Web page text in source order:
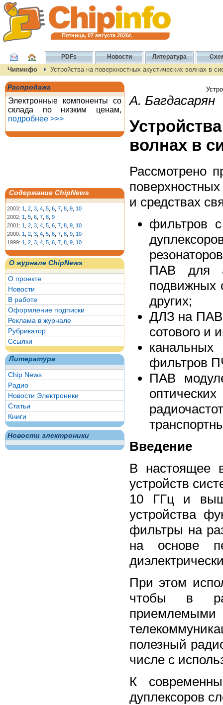
Пятница, 07 августа 2026г.
PDFs Новости Литература
Чипинфо Устройства на поверхностных акустических волнах в
Распродажа
Электронные компоненты со
склада по низким ценам,
подробнее >>>
Содержание ChipNews
2003: 1 2 3 4 5 6 7 8 9 10
2002: 1 5 6 7 8 9
2001: 1 2 3 4 5 6 7 8 9 10
2000: 1 2 3 4 5 6 7 8 9 10
1999: 1 2 3 4 5 6 7 8 9 10
О журнале ChipNews
О проекте
Новости
В работе
Оформление подписки
Реклама в журнале
Рубрикатор
Ссылки
Литература
Chip News
Радио
Новости Электроники
Статьи
Книги
Новости электроники
А. Багдасарян
волнах в
Рассмотрено
и средствах
фильтров
ПАВ для
подвижных
других;
ДЛЗ на
сотового и
фильтров
ПАВ
Введение
В настоящее
устройств
10 ГГц и
устройства
фильтры на
на основе
При этом
чтобы в
полезный
числе с
К
дуплексоров